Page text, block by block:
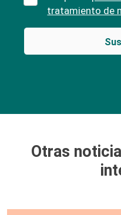
tratamiento de
Otras